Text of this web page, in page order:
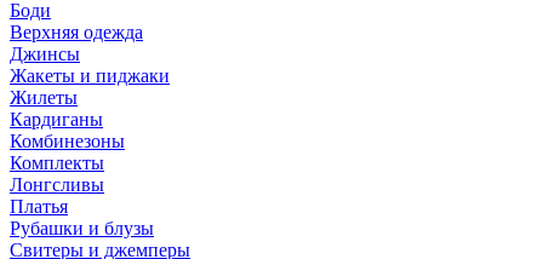
Боди
Верхняя одежда
Джинсы
Жакеты и пиджаки
Жилеты
Кардиганы
Комбинезоны
Комплекты
Лонгсливы
Платья
Рубашки и блузы
Свитеры и джемперы